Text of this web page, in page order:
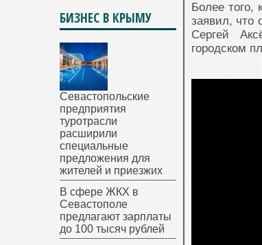
Более того,
заявил, что
Сергей
городском
БИЗНЕС В КРЫМУ
Севастопольские
предприятия
туротрасли
расширили
специальные
предложения для
жителей и приезжих
В сфере ЖКХ в
Севастополе
предлагают зарплаты
до 100 тысяч рублей